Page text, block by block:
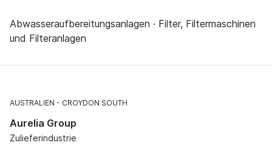
Abwasseraufbereitungsanlagen · Filter, Filtermaschinen
und Filteranlagen
AUSTRALIEN CROYDON SOUTH
Aurelia Group
Zulieferindustrie